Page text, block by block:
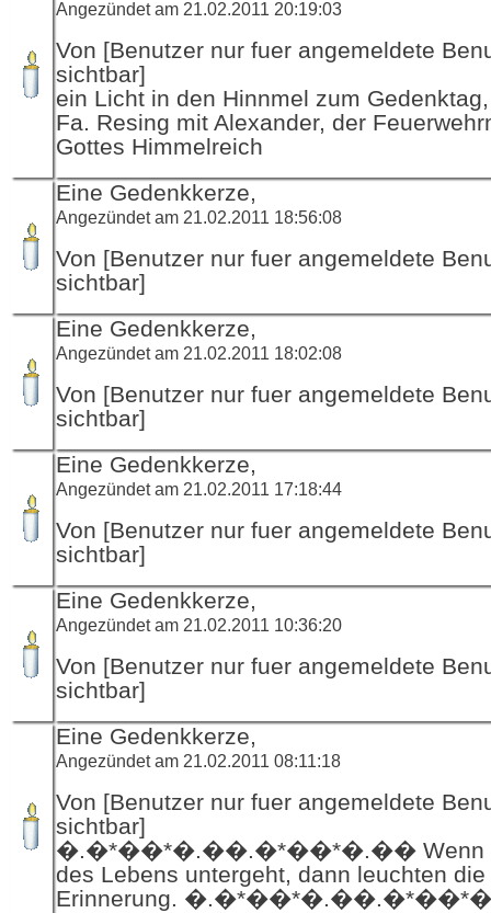
Angezündet am 21.02.2011 20:19:03
Von [Benutzer nur fuer angemeldete
sichtbar]
ein Licht in den Hinnmel zum
Fa. Resing mit Alexander, der
Gottes Himmelreich
Eine Gedenkkerze,
Angezündet am 21.02.2011 18:56:08
Von [Benutzer nur fuer angemeldete
sichtbar]
Eine Gedenkkerze,
Angezündet am 21.02.2011 18:02:08
Von [Benutzer nur fuer angemeldete
sichtbar]
Eine Gedenkkerze,
Angezündet am 21.02.2011 17:18:44
Von [Benutzer nur fuer angemeldete
sichtbar]
Eine Gedenkkerze,
Angezündet am 21.02.2011 10:36:20
Von [Benutzer nur fuer angemeldete
sichtbar]
Eine Gedenkkerze,
Angezündet am 21.02.2011 08:11:18
Von [Benutzer nur fuer angemeldete
sichtbar]
�.�*��*�.��.�*��*�.�� Wenn
des Lebens untergeht, dann leuchten
Erinnerung.